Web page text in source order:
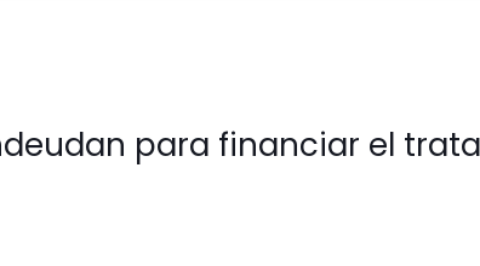
para financiar el